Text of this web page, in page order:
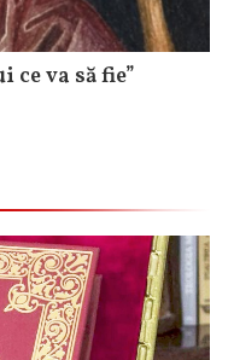
ce va să fie”